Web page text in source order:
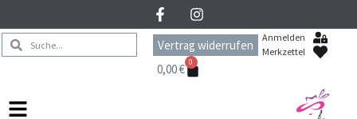
Vertrag widerrufen
Anmelden
Merkzettel
0,00€ 0